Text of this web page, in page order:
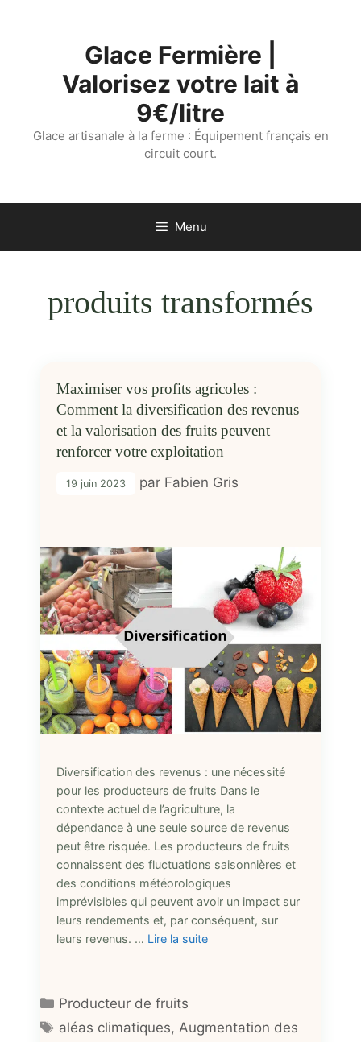
Glace Fermière |
Valorisez votre lait à
9€/litre
Glace artisanale à la ferme : Équipement français en
circuit court.
Menu
produits transformés
Maximiser vos profits agricoles :
Comment la diversification des revenus
et la valorisation des fruits peuvent
renforcer votre exploitation
19 juin 2023 par Fabien Gris
Diversification des revenus : une nécessité
pour les producteurs de fruits Dans le
contexte actuel de l’agriculture, la
dépendance à une seule source de revenus
peut être risquée. Les producteurs de fruits
connaissent des fluctuations saisonnières et
des conditions météorologiques
imprévisibles qui peuvent avoir un impact sur
leurs rendements et, par conséquent, sur
leurs revenus. … Lire la suite
Catégories
Producteur de fruits
Étiquettes
aléas climatiques, Augmentation des